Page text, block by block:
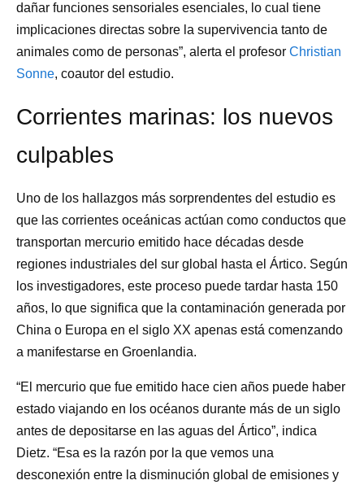
dañar funciones sensoriales esenciales, lo cual tiene
implicaciones directas sobre la supervivencia tanto de
animales como de personas”, alerta el profesor Christian
Sonne, coautor del estudio.
Corrientes marinas: los nuevos
culpables
Uno de los hallazgos más sorprendentes del estudio es
que las corrientes oceánicas actúan como conductos que
transportan mercurio emitido hace décadas desde
regiones industriales del sur global hasta el Ártico. Según
los investigadores, este proceso puede tardar hasta 150
años, lo que significa que la contaminación generada por
China o Europa en el siglo XX apenas está comenzando
a manifestarse en Groenlandia.
“El mercurio que fue emitido hace cien años puede haber
estado viajando en los océanos durante más de un siglo
antes de depositarse en las aguas del Ártico”, indica
Dietz. “Esa es la razón por la que vemos una
desconexión entre la disminución global de emisiones y